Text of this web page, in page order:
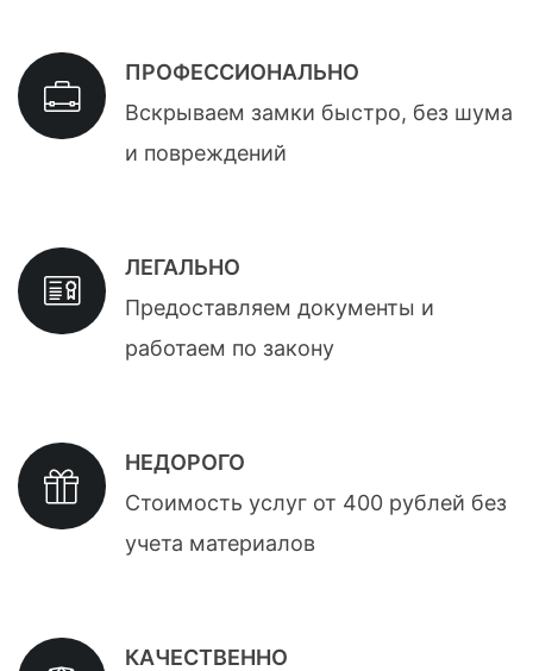
ПРОФЕССИОНАЛЬНО
Вскрываем замки быстро, без шума
и повреждений
ЛЕГАЛЬНО
Предоставляем документы и
работаем по закону
НЕДОРОГО
Стоимость услуг от 400 рублей без
учета материалов
КАЧЕСТВЕННО